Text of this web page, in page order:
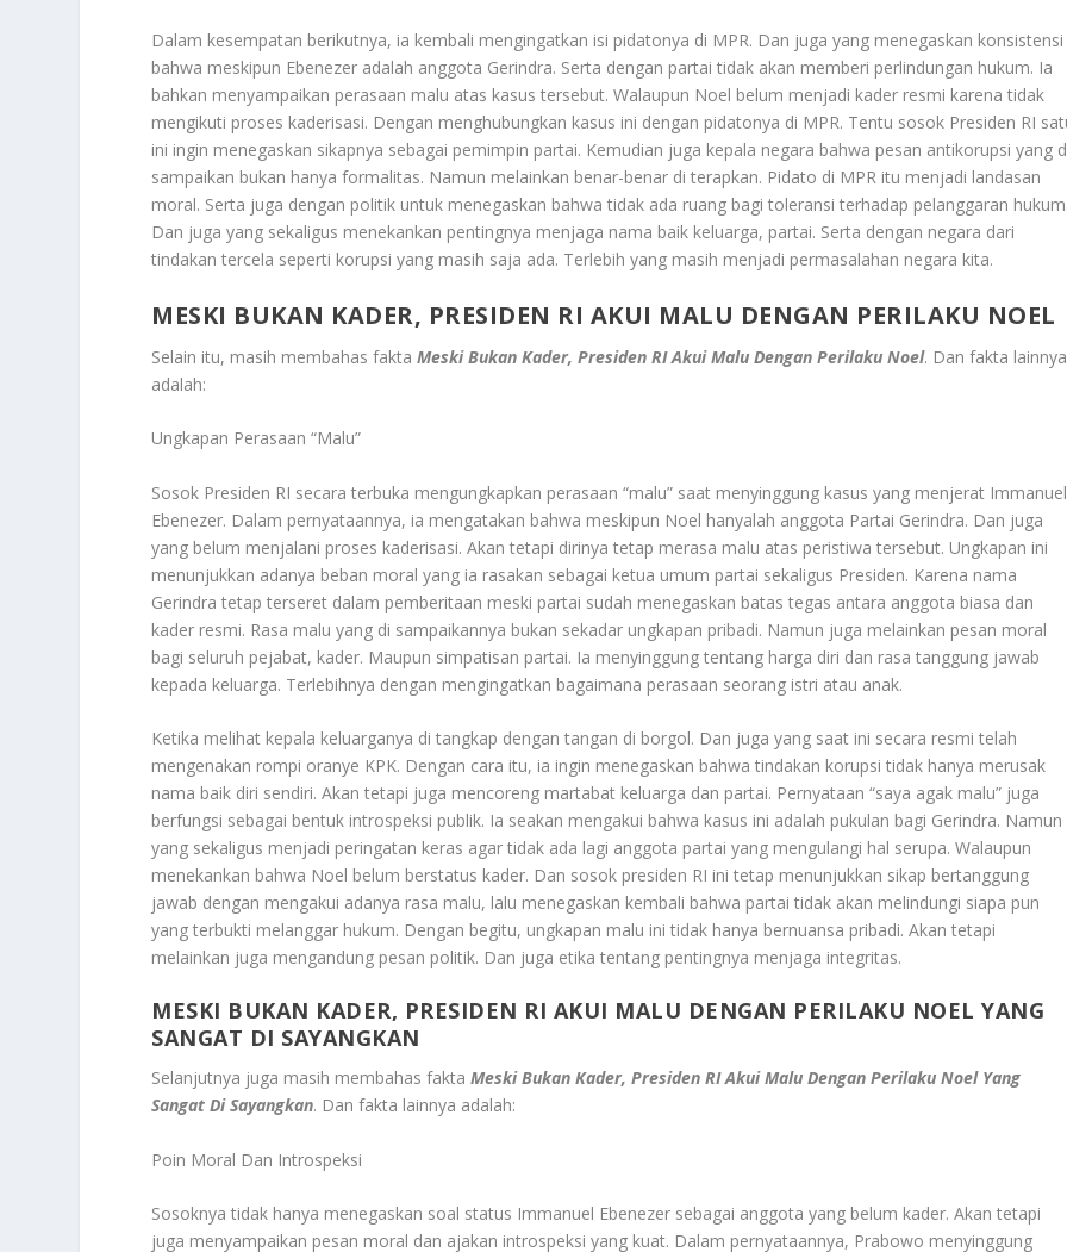
Dalam kesempatan berikutnya, ia kembali mengingatkan isi pidatonya di MPR. Dan juga yang menegaskan konsistensi
bahwa meskipun Ebenezer adalah anggota Gerindra. Serta dengan partai tidak akan memberi perlindungan hukum. Ia
bahkan menyampaikan perasaan malu atas kasus tersebut. Walaupun Noel belum menjadi kader resmi karena tidak
mengikuti proses kaderisasi. Dengan menghubungkan kasus ini dengan pidatonya di MPR. Tentu sosok Presiden RI
ini ingin menegaskan sikapnya sebagai pemimpin partai. Kemudian juga kepala negara bahwa pesan antikorupsi yang
sampaikan bukan hanya formalitas. Namun melainkan benar-benar di terapkan. Pidato di MPR itu menjadi landasan
moral. Serta juga dengan politik untuk menegaskan bahwa tidak ada ruang bagi toleransi terhadap pelanggaran hukum.
Dan juga yang sekaligus menekankan pentingnya menjaga nama baik keluarga, partai. Serta dengan negara dari
tindakan tercela seperti korupsi yang masih saja ada. Terlebih yang masih menjadi permasalahan negara kita.
MESKI BUKAN KADER, PRESIDEN RI AKUI MALU DENGAN PERILAKU NOEL
Selain itu, masih membahas faktaMeski Bukan Kader, Presiden RI Akui Malu Dengan Perilaku Noel. Dan fakta lainnya
adalah:
Ungkapan Perasaan “Malu”
Sosok Presiden RI secara terbuka mengungkapkan perasaan “malu” saat menyinggung kasus yang menjerat Immanuel
Ebenezer. Dalam pernyataannya, ia mengatakan bahwa meskipun Noel hanyalah anggota Partai Gerindra. Dan juga
yang belum menjalani proses kaderisasi. Akan tetapi dirinya tetap merasa malu atas peristiwa tersebut. Ungkapan ini
menunjukkan adanya beban moral yang ia rasakan sebagai ketua umum partai sekaligus Presiden. Karena nama
Gerindra tetap terseret dalam pemberitaan meski partai sudah menegaskan batas tegas antara anggota biasa dan
kader resmi. Rasa malu yang di sampaikannya bukan sekadar ungkapan pribadi. Namun juga melainkan pesan moral
bagi seluruh pejabat, kader. Maupun simpatisan partai. Ia menyinggung tentang harga diri dan rasa tanggung jawab
kepada keluarga. Terlebihnya dengan mengingatkan bagaimana perasaan seorang istri atau anak.
Ketika melihat kepala keluarganya di tangkap dengan tangan di borgol. Dan juga yang saat ini secara resmi telah
mengenakan rompi oranye KPK. Dengan cara itu, ia ingin menegaskan bahwa tindakan korupsi tidak hanya merusak
nama baik diri sendiri. Akan tetapi juga mencoreng martabat keluarga dan partai. Pernyataan “saya agak malu” juga
berfungsi sebagai bentuk introspeksi publik. Ia seakan mengakui bahwa kasus ini adalah pukulan bagi Gerindra. Namun
yang sekaligus menjadi peringatan keras agar tidak ada lagi anggota partai yang mengulangi hal serupa. Walaupun
menekankan bahwa Noel belum berstatus kader. Dan sosok presiden RI ini tetap menunjukkan sikap bertanggung
jawab dengan mengakui adanya rasa malu, lalu menegaskan kembali bahwa partai tidak akan melindungi siapa pun
yang terbukti melanggar hukum. Dengan begitu, ungkapan malu ini tidak hanya bernuansa pribadi. Akan tetapi
melainkan juga mengandung pesan politik. Dan juga etika tentang pentingnya menjaga integritas.
MESKI BUKAN KADER, PRESIDEN RI AKUI MALU DENGAN PERILAKU NOEL YANG
SANGAT DI SAYANGKAN
Selanjutnya juga masih membahas faktaMeski Bukan Kader, Presiden RI Akui Malu Dengan Perilaku Noel Yang
Sangat Di Sayangkan. Dan fakta lainnya adalah:
Poin Moral Dan Introspeksi
Sosoknya tidak hanya menegaskan soal status Immanuel Ebenezer sebagai anggota yang belum kader. Akan tetapi
juga menyampaikan pesan moral dan ajakan introspeksi yang kuat. Dalam pernyataannya, Prabowo menyinggung